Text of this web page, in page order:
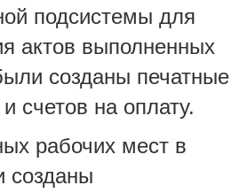
подсистемы для
актов выполненных
созданы печатные
счетов на оплату.
рабочих мест в
созданы